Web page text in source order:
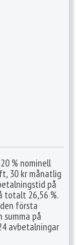
% nominell
30 kr månatlig
på
totalt 26,56 %.
första
på
avbetalningar